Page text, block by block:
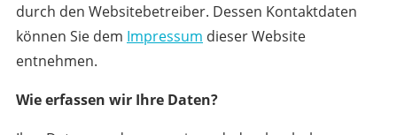
durch den Websitebetreiber. Dessen Kontaktdaten
können Sie dem Impressum dieser Website
entnehmen.
Wie erfassen wir Ihre Daten?